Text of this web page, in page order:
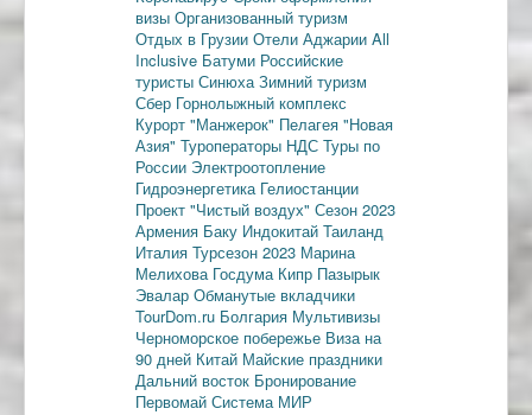
визы Организованный туризм
Отдых в Грузии Отели Аджарии All
Inclusive Батуми Российские
туристы Синюха Зимний туризм
Сбер Горнолыжный комплекс
Курорт "Манжерок" Пелагея "Новая
Азия" Туроператоры НДС Туры по
России Электроотопление
Гидроэнергетика Гелиостанции
Проект "Чистый воздух" Сезон 2023
Армения Баку Индокитай Таиланд
Италия Турсезон 2023 Марина
Мелихова Госдума Кипр Пазырык
Эвалар Обманутые вкладчики
TourDom.ru Болгария Мультивизы
Черноморское побережье Виза на
90 дней Китай Майские праздники
Дальний восток Бронирование
Первомай Система МИР